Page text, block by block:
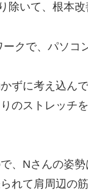
除いて、根本
ークで、パソコ
ずに考え込ん
のストレッチ
、Nさんの姿
れて肩周辺の